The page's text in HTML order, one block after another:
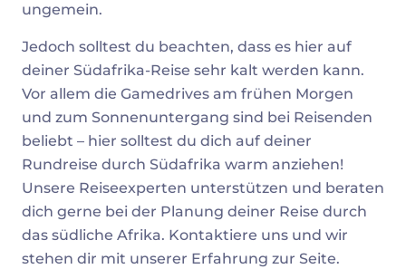
ungemein.
Jedoch solltest du beachten, dass es hier auf
deiner Südafrika-Reise sehr kalt werden kann.
Vor allem die Gamedrives am frühen Morgen
und zum Sonnenuntergang sind bei Reisenden
beliebt – hier solltest du dich auf deiner
Rundreise durch Südafrika warm anziehen!
Unsere Reiseexperten unterstützen und beraten
dich gerne bei der Planung deiner Reise durch
das südliche Afrika. Kontaktiere uns und wir
stehen dir mit unserer Erfahrung zur Seite.